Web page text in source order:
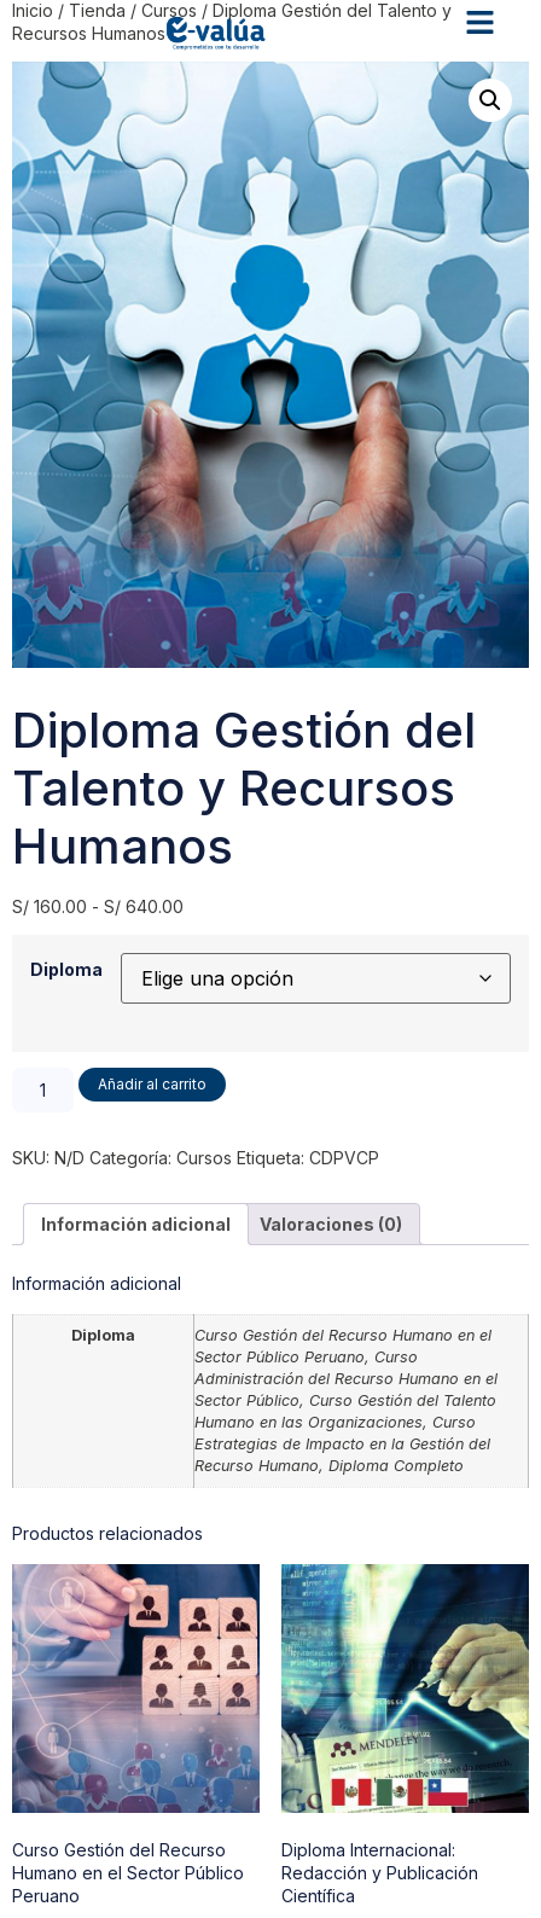
Inicio / Tienda / Cursos / Diploma Gestión del Talento y
Recursos Humanos
Diploma Gestión del
Talento y Recursos
Humanos
S/ 160.00 - S/ 640.00
Diploma
Añadir al carrito
SKU: N/D Categoría: Cursos Etiqueta: CDPVCP
Información adicional Valoraciones (0)
Información adicional
Diploma
Curso Gestión del Recurso Humano en el
Sector Público Peruano, Curso
Administración del Recurso Humano en el
Sector Público, Curso Gestión del Talento
Humano en las Organizaciones, Curso
Estrategias de Impacto en la Gestión del
Recurso Humano, Diploma Completo
Productos relacionados
Curso Gestión del Recurso
Humano en el Sector Público
Peruano
Diploma Internacional:
Redacción y Publicación
Científica